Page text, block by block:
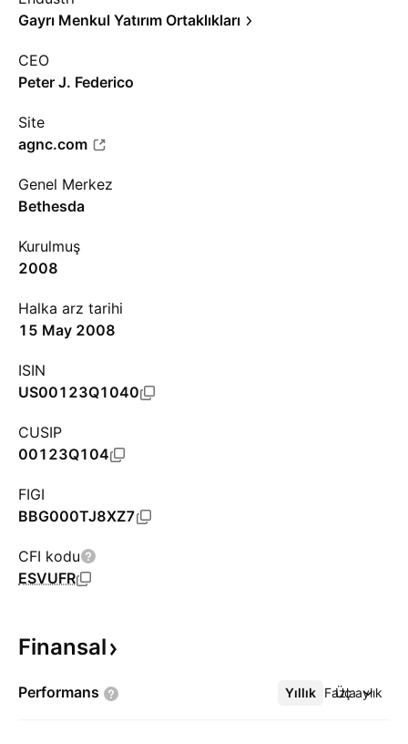
Gayrı Menkul Yatırım Ortaklıkları
CEO
Peter J. Federico
Site
agnc.com
Genel Merkez
Bethesda
Kurulmuş
2008
Halka arz tarihi
15 May 2008
ISIN
US00123Q1040
CUSIP
00123Q104
FIGI
BBG000TJ8XZ7
CFI kodu
ESVUFR
Finansal
Performans Yıllık Üç aylık
Daha Fazla